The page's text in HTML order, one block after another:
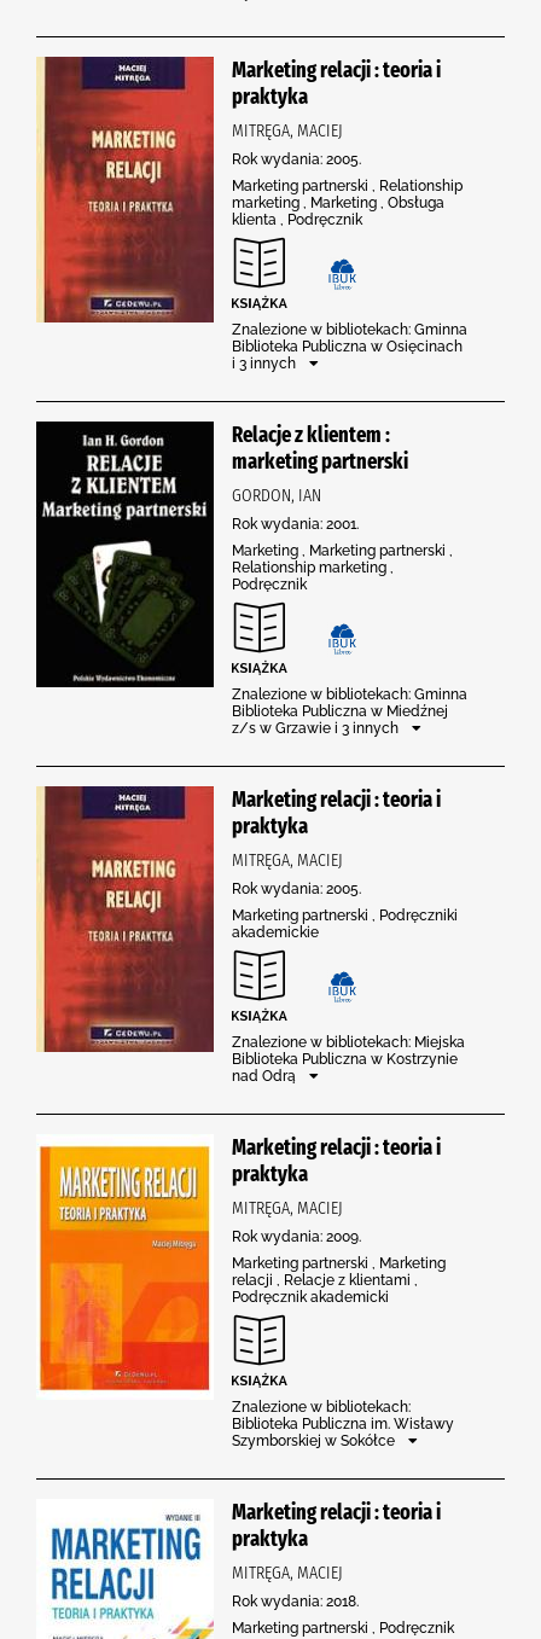
Marketing relacji : teoria i
praktyka
MITRĘGA, MACIEJ
Rok wydania: 2005.
Marketing partnerski , Relationship
marketing , Marketing , Obsługa
klienta , Podręcznik
Znalezione w bibliotekach: Gminna
Biblioteka Publiczna w Osięcinach
i 3 innych
Relacje z klientem :
marketing partnerski
GORDON, IAN
Rok wydania: 2001.
Marketing , Marketing partnerski ,
Relationship marketing ,
Podręcznik
Znalezione w bibliotekach: Gminna
Biblioteka Publiczna w Miedźnej
z/s w Grzawie i 3 innych
Marketing relacji : teoria i
praktyka
MITRĘGA, MACIEJ
Rok wydania: 2005.
Marketing partnerski , Podręczniki
akademickie
Znalezione w bibliotekach: Miejska
Biblioteka Publiczna w Kostrzynie
nad Odrą
Marketing relacji : teoria i
praktyka
MITRĘGA, MACIEJ
Rok wydania: 2009.
Marketing partnerski , Marketing
relacji , Relacje z klientami ,
Podręcznik akademicki
Znalezione w bibliotekach:
Biblioteka Publiczna im. Wisławy
Szymborskiej w Sokółce
Marketing relacji : teoria i
praktyka
MITRĘGA, MACIEJ
Rok wydania: 2018.
Marketing partnerski , Podręcznik